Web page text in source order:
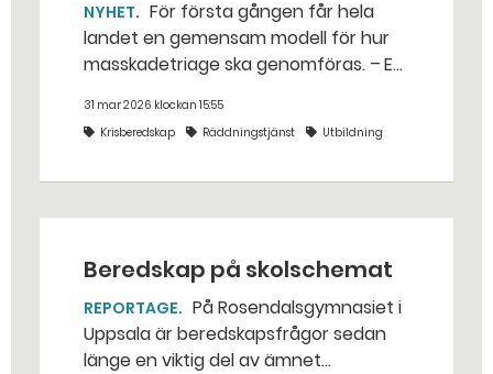
NYHET
landet en gemensam modell för hur
masskadetriage ska genomföras. – Ett
patientsäkrare, säger Jan Andersson,
utredare på Socialstyrelsen.
31 mar 2026 klockan 15:55
Krisberedskap
Räddningstjänst Utbildning
Beredskap på skolschemat
REPORTAGE
Uppsala är beredskapsfrågor sedan
länge en viktig del av ämnet